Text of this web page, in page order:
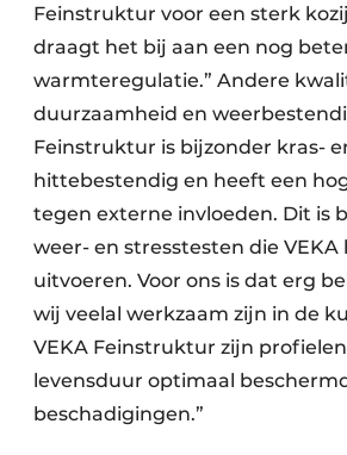
Feinstruktur voor een sterk
draagt het bij aan een nog
warmteregulatie.” Andere
duurzaamheid en
Feinstruktur is bijzonder kras-
hittebestendig en heeft een
tegen externe invloeden. Dit is
weer- en stresstesten die
uitvoeren. Voor ons is dat erg
wij veelal werkzaam zijn in de
VEKA Feinstruktur zijn
levensduur optimaal
beschadigingen.”